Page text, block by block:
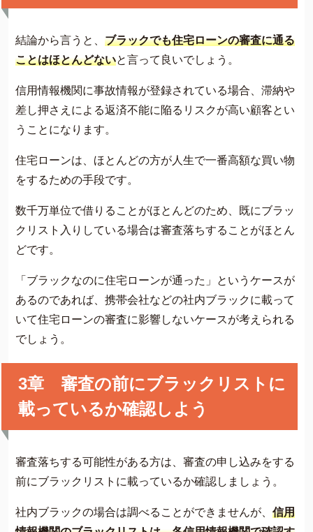
結論から言うと、 ブラックでも住宅ローンの審査に通る
ことはほとんどないと言って良いでしょう。
信用情報機関に事故情報が登録されている場合、滞納や
差し押さえによる返済不能に陥るリスクが高い顧客とい
うことになります。
住宅ローンは、ほとんどの方が人生で一番高額な買い物
をするための手段です。
数千万単位で借りることがほとんどのため、既にブラッ
クリスト入りしている場合は審査落ちすることがほとん
どです。
「ブラックなのに住宅ローンが通った」というケースが
あるのであれば、携帯会社などの社内ブラックに載って
いて住宅ローンの審査に影響しないケースが考えられる
でしょう。
3章 審査の前にブラックリストに
載っているか確認しよう
審査落ちする可能性がある方は、審査の申し込みをする
前にブラックリストに載っているか確認しましょう。
社内ブラックの場合は調べることができませんが、 信用